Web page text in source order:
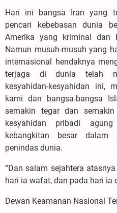
Hari ini bangsa Iran yang
pencari kebebasan dunia
Amerika yang kriminal dan
Namun musuh-musuh yang
internasional hendaknya
terjaga di dunia telah
kesyahidan-kesyahidan ini,
kami dan bangsa-bangsa
semakin tegar dan
kesyahidan pribadi
kebangkitan besar dalam
penindas dunia.
“Dan salam sejahtera
hari ia wafat, dan pada hari ia
Dewan Keamanan Nasional